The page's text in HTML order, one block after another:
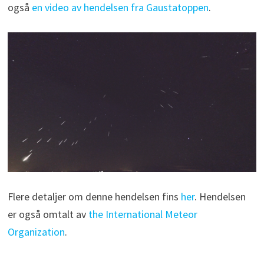
også en video av hendelsen fra Gaustatoppen.
Flere detaljer om denne hendelsen fins her. Hendelsen
er også omtalt av the International Meteor
Organization.